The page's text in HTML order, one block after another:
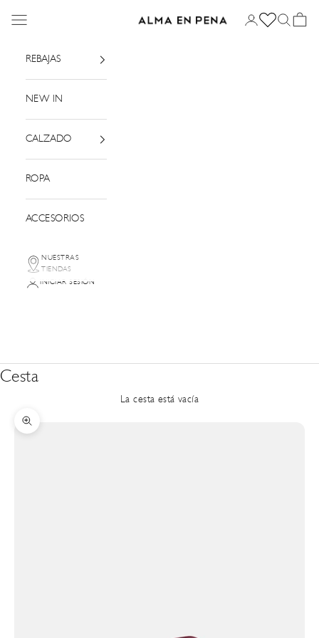
Alma en Pena
Menú Iniciar sesión
Buscar
Cesta
REBAJAS
NEW IN
CALZADO
ROPA
ACCESORIOS
NUESTRAS
TIENDAS
INICIAR SESIÓN
Cesta
La cesta está vacía
Zoom